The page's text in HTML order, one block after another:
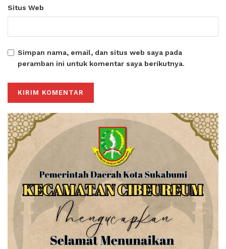
Situs Web
Simpan nama, email, dan situs web saya pada
peramban ini untuk komentar saya berikutnya.